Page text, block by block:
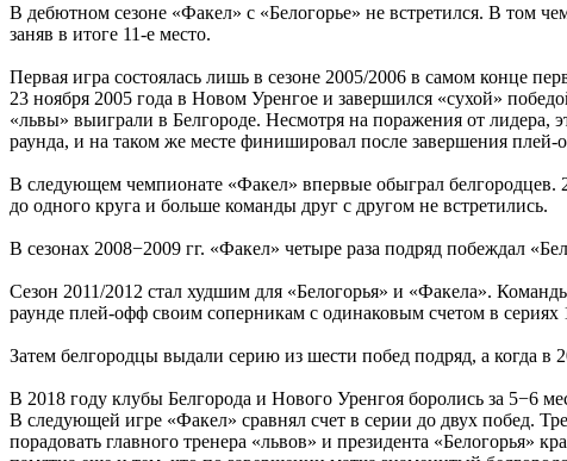
В дебютном сезоне «Факел» с «Белогорье» не встретился. В том
заняв в итоге 11-е место.
Первая игра состоялась лишь в сезоне 2005/2006 в самом конце
23 ноября 2005 года в Новом Уренгое и завершился «сухой»
«львы» выиграли в Белгороде. Несмотря на поражения от лидера,
раунда, и на таком же месте финишировал после завершения плей-
В следующем чемпионате «Факел» впервые обыграл белгородцев.
до одного круга и больше команды друг с другом не встретились.
В сезонах 2008−2009 гг. «Факел» четыре раза подряд побеждал
Сезон 2011/2012 стал худшим для «Белогорья» и «Факела».
раунде плей-офф своим соперникам с одинаковым счетом в
Затем белгородцы выдали серию из шести побед подряд, а когда
В 2018 году клубы Белгорода и Нового Уренгоя боролись за 5−6
В следующей игре «Факел» сравнял счет в серии до двух побед.
порадовать главного тренера «львов» и президента